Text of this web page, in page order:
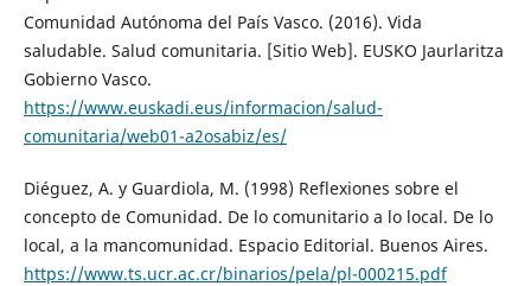
Comunidad Autónoma del País Vasco. (2016). Vida
saludable. Salud comunitaria. [Sitio Web]. EUSKO Jaurlaritza
Gobierno Vasco.
https://www.euskadi.eus/informacion/salud-
comunitaria/web01-a2osabiz/es/
Diéguez, A. y Guardiola, M. (1998) Reflexiones sobre el
concepto de Comunidad. De lo comunitario a lo local. De lo
local, a la mancomunidad. Espacio Editorial. Buenos Aires.
https://www.ts.ucr.ac.cr/binarios/pela/pl-000215.pdf